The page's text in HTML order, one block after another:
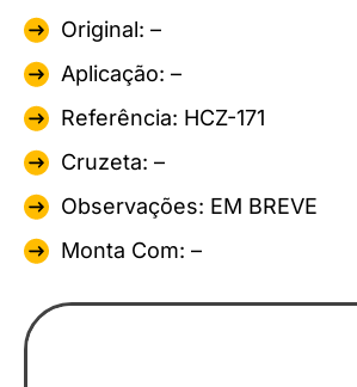
Original: –
Aplicação: –
Referência: HCZ-171
Cruzeta: –
Observações: EM BREVE
Monta Com: –